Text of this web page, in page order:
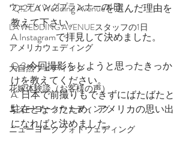
ウェディングプランナーの1日
LA WEDDING AVENUEスタッフの1日
アメリカウェディング
大自然ウェディング
花嫁体験談（お客様の声）
ニューヨークウェディング
ニューヨークフォトウェディング
Q.2 LA Wedding Avenueを選んだ理由を
教えて下さい。
A.Instagramで拝見して決めました。
Q.3 今回撮影をしようと思ったきっか
けを教えてください。
A. 日本で前撮りもできずにばたばたと
駐在となったため、アメリカの思い出
になればと決めました。